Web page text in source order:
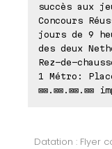
succès aux
Concours
jours de 9
des deux
Rez-de-
1 Métro:
⊠⊠.⊠⊠.⊠⊠.⊠⊠
Datation : Flyer